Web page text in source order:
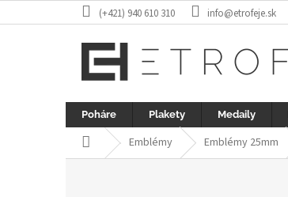
na
(+421) 940 610 310 info@etrofeje.sk
Poháre Plakety Medaily
DomovEmblémy Emblémy 25mm